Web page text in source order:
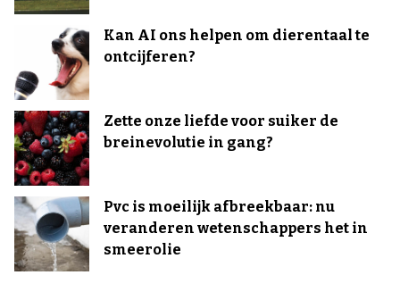
Kan AI ons helpen om dierentaal te
ontcijferen?
Zette onze liefde voor suiker de
breinevolutie in gang?
Pvc is moeilijk afbreekbaar: nu
veranderen wetenschappers het in
smeerolie